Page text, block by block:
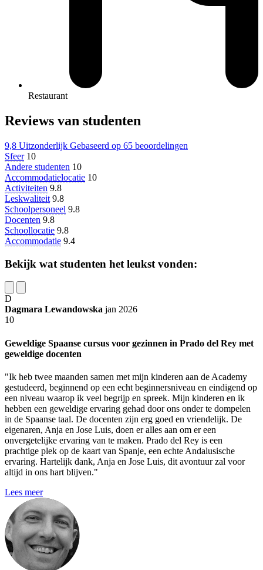
Restaurant
Reviews van studenten
9,8 Uitzonderlijk Gebaseerd op 65 beoordelingen
Sfeer 10
Andere studenten 10
Accommodatielocatie 10
Activiteiten 9.8
Leskwaliteit 9.8
Schoolpersoneel 9.8
Docenten 9.8
Schoollocatie 9.8
Accommodatie 9.4
Bekijk wat studenten het leukst vonden:
D
Dagmara Lewandowska jan 2026
10
Geweldige Spaanse cursus voor gezinnen in Prado del Rey met
geweldige docenten
"Ik heb twee maanden samen met mijn kinderen aan de Academy
gestudeerd, beginnend op een echt beginnersniveau en eindigend op
een niveau waarop ik veel begrijp en spreek. Mijn kinderen en ik
hebben een geweldige ervaring gehad door ons onder te dompelen
in de Spaanse taal. De docenten zijn erg goed en vriendelijk. De
eigenaren, Anja en Jose Luis, doen er alles aan om er een
onvergetelijke ervaring van te maken. Prado del Rey is een
prachtige plek op de kaart van Spanje, een echte Andalusische
ervaring. Hartelijk dank, Anja en Jose Luis, dit avontuur zal voor
altijd in ons hart blijven."
Lees meer